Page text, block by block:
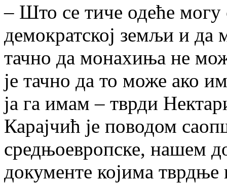
– Што се тиче одеће
демократској земљи и
тачно да монахиња не
је тачно да то може ако
ја га имам – тврди
Карајчић је поводом
средњоевропске, нашем
документе којима